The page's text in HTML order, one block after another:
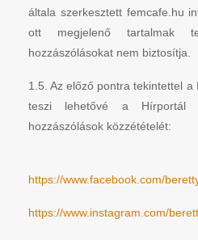
általa szerkesztett femcafe.hu
ott megjelenő tartalmak
hozzászólásokat nem biztosítja.
1.5. Az előző pontra tekintettel
teszi lehetővé a Hírportál
hozzászólások közzétételét:
https://www.facebook.com/
https://www.instagram.com/